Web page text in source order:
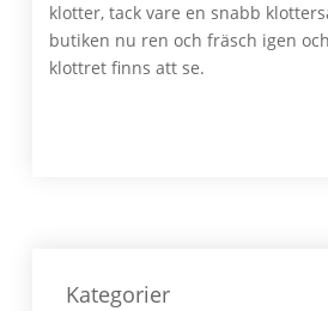
klotter, tack vare en snabb
butiken nu ren och fräsch igen
klottret finns att se.
sidofält
Kategorier